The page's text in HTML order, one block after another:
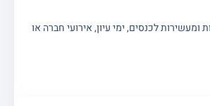
לכנסים, ימי עיון, אירועי חברה או